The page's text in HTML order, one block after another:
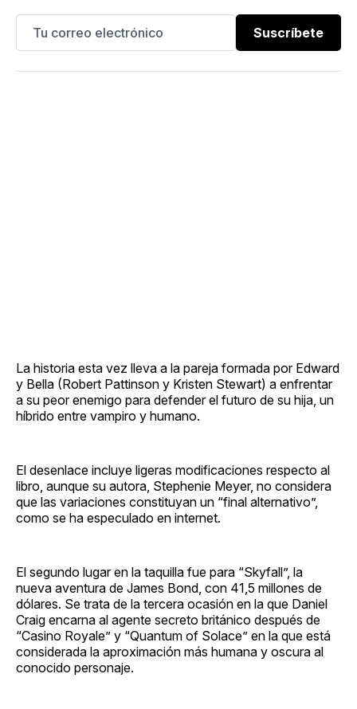
Suscríbete
La historia esta vez lleva a la pareja formada por Edward
y Bella (Robert Pattinson y Kristen Stewart) a enfrentar
a su peor enemigo para defender el futuro de su hija, un
híbrido entre vampiro y humano.
El desenlace incluye ligeras modificaciones respecto al
libro, aunque su autora, Stephenie Meyer, no considera
que las variaciones constituyan un “final alternativo”,
como se ha especulado en internet.
El segundo lugar en la taquilla fue para “Skyfall”, la
nueva aventura de James Bond, con 41,5 millones de
dólares. Se trata de la tercera ocasión en la que Daniel
Craig encarna al agente secreto británico después de
“Casino Royale” y “Quantum of Solace” en la que está
considerada la aproximación más humana y oscura al
conocido personaje.